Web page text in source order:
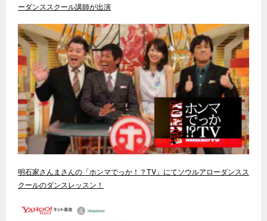
ーダンススクール講師が出演
明石家さんまさんの「ホンマでっか！？TV」にてソウルアローダンスス
クールのダンスレッスン！